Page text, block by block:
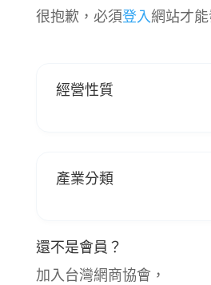
很抱歉，必須登入網站才能
經營性質
產業分類
還不是會員？
加入台灣網商協會，